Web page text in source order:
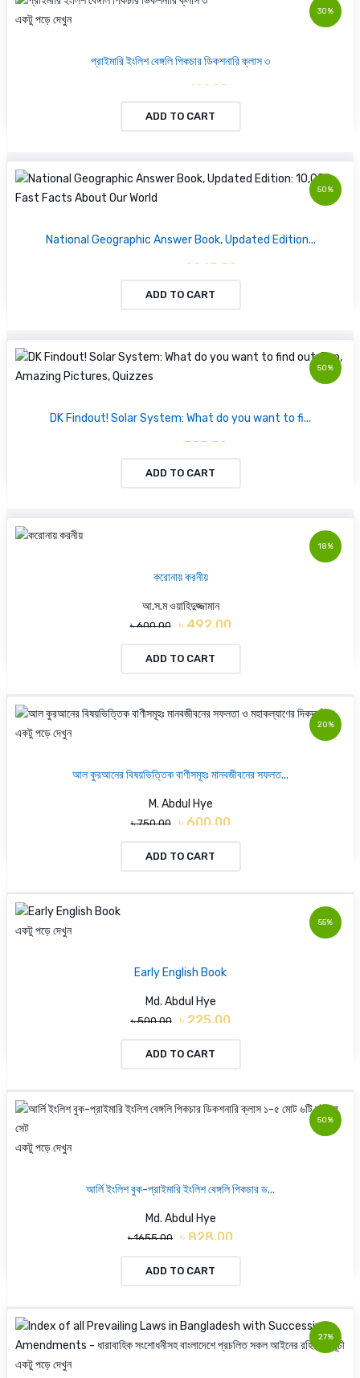
30%
একটু পড়ে দেখুন
প্রাইমারি ইংলিশ বেঙ্গলি পিকচার ডিকশনারি ক্লাস ৩
৳ 161.00
ADD TO CART
50%
National Geographic Answer Book, Updated Edition...
৳ 2245.50
ADD TO CART
50%
DK Findout! Solar System: What do you want to fi...
৳ 355.50
ADD TO CART
18%
করোনায় করনীয়
আ.স.ম ওয়াহিদুজ্জামান
৳ 600.00 ৳ 492.00
ADD TO CART
20%
একটু পড়ে দেখুন
আল কুরআনের বিষয়ভিত্তিক বাণীসমূহঃ মানবজীবনের সফলত...
M. Abdul Hye
৳ 750.00 ৳ 600.00
ADD TO CART
55%
একটু পড়ে দেখুন
Early English Book
Md. Abdul Hye
৳ 500.00 ৳ 225.00
ADD TO CART
50%
একটু পড়ে দেখুন
আর্লি ইংলিশ বুক-প্রাইমারি ইংলিশ বেঙ্গলি পিকচার ড...
Md. Abdul Hye
৳ 1655.00 ৳ 828.00
ADD TO CART
27%
একটু পড়ে দেখুন